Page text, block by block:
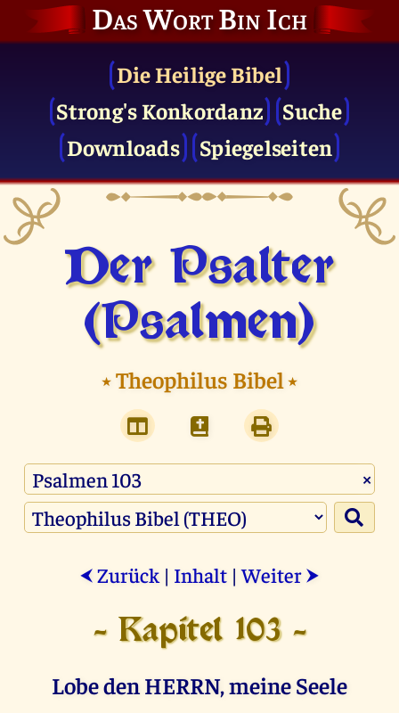
Das Wort Bin Ich
Die Heilige Bibel
Strong's Konkordanz
Suche
Downloads
Spiegelseiten
Der Psalter
(Psalmen)
⭑Theophilus Bibel⭑
×
⮜ Zurück | Inhalt |Weiter ⮞
- Kapitel 103 -
Lobe den HERRN, meine Seele